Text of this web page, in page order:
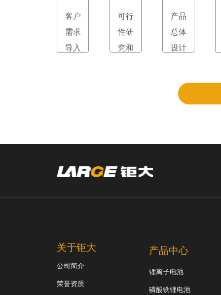
客户
需求
导入
可行
性研
究和
产品
总体
设计
关于钜大
公司简介
荣誉资质
产品中心
锂离子电池
磷酸铁锂电池